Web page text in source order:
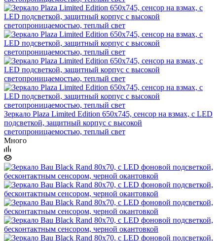
Зеркало Plaza Limited Edition 650х745, сенсор на взмах, c LED
подсветкой, защитный корпус с высокой
светопроницаемостью, теплый свет
Много